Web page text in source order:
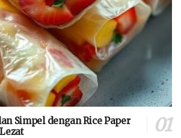
Simpel dengan Rice Paper